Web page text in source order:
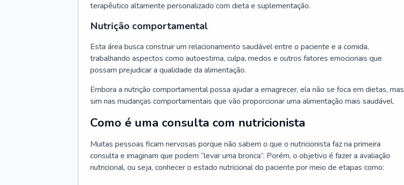
terapêutico altamente personalizado com dieta e suplementação.
Nutrição comportamental
Esta área busca construir um relacionamento saudável entre o paciente e a comida,
trabalhando aspectos como autoestima, culpa, medos e outros fatores emocionais que
possam prejudicar a qualidade da alimentação.
Embora a nutrição comportamental possa ajudar a emagrecer, ela não se foca em dietas, mas
sim nas mudanças comportamentais que vão proporcionar uma alimentação mais saudável.
Como é uma consulta com nutricionista
Muitas pessoas ficam nervosas porque não sabem o que o nutricionista faz na primeira
consulta e imaginam que podem “levar uma bronca”. Porém, o objetivo é fazer a avaliação
nutricional, ou seja, conhecer o estado nutricional do paciente por meio de etapas como: